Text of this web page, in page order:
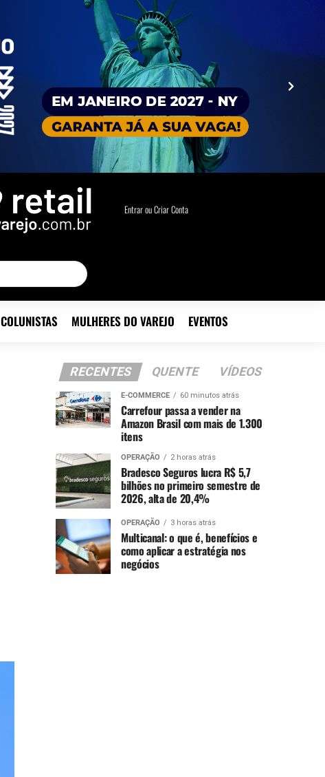
Entrar ou Criar Conta
COLUNISTAS MULHERES DO VAREJO EVENTOS
RECENTES QUENTE VÍDEOS
E-COMMERCE 60 minutos atrás
Carrefour passa a vender na
Amazon Brasil com mais de 1.300
itens
OPERAÇÃO 2 horas atrás
Bradesco Seguros lucra R$ 5,7
bilhões no primeiro semestre de
2026, alta de 20,4%
OPERAÇÃO 3 horas atrás
Multicanal: o que é, benefícios e
como aplicar a estratégia nos
negócios